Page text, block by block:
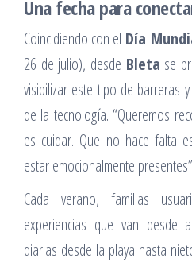
Una fecha para
Coincidiendo con el Día
26 de julio), desde Bleta se
visibilizar este tipo de barreras
de la tecnología. “Queremos
es cuidar. Que no hace falta
estar emocionalmente
Cada verano, familias
experiencias que van desde
diarias desde la playa hasta